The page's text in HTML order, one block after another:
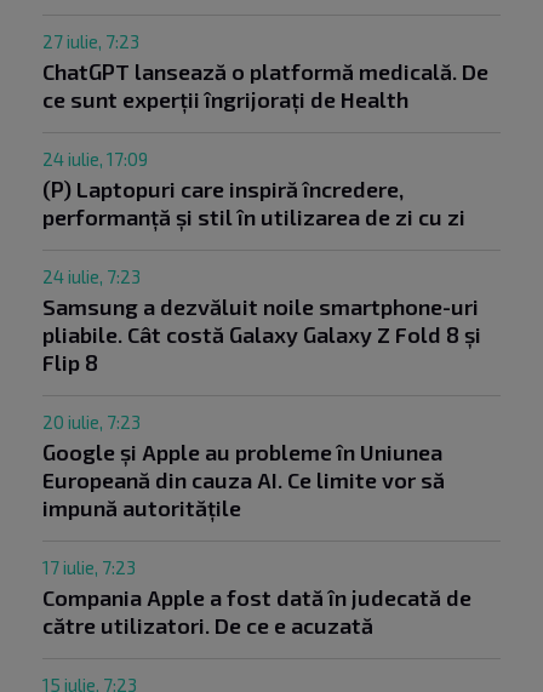
27 iulie, 7:23
ChatGPT lansează o platformă medicală. De
ce sunt experții îngrijorați de Health
24 iulie, 17:09
(P) Laptopuri care inspiră încredere,
performanță și stil în utilizarea de zi cu zi
24 iulie, 7:23
Samsung a dezvăluit noile smartphone-uri
pliabile. Cât costă Galaxy Galaxy Z Fold 8 și
Flip 8
20 iulie, 7:23
Google și Apple au probleme în Uniunea
Europeană din cauza AI. Ce limite vor să
impună autoritățile
17 iulie, 7:23
Compania Apple a fost dată în judecată de
către utilizatori. De ce e acuzată
15 iulie, 7:23